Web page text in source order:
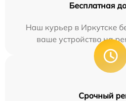
Бесплатная
Наш курьер в Иркутске
ваше устройство на
Срочный